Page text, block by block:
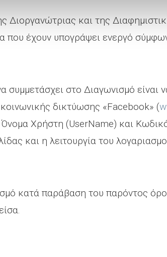
Διοργανώτριας και της
που έχουν υπογράψει ενεργό
στο Διαγωνισμό είναι
δικτύωσης «Facebook» (
Χρήστη (UserName) και
και η λειτουργία του
κατά παράβαση του παρόντος